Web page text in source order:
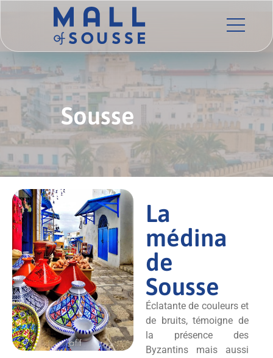
Sousse
La
médina
de
Sousse
Éclatante de couleurs et
de bruits, témoigne de
la présence des
Byzantins mais aussi